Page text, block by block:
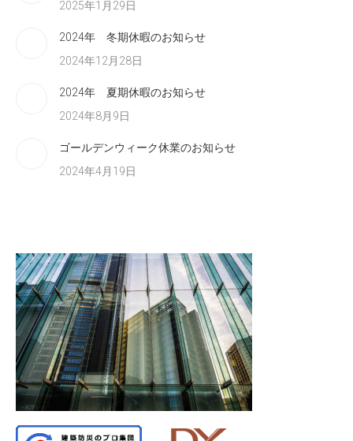
2025年1月29日
2024年 冬期休暇のお知らせ
2024年12月28日
2024年 夏期休暇のお知らせ
2024年8月9日
ゴールデンウィーク休業のお知らせ
2024年4月19日